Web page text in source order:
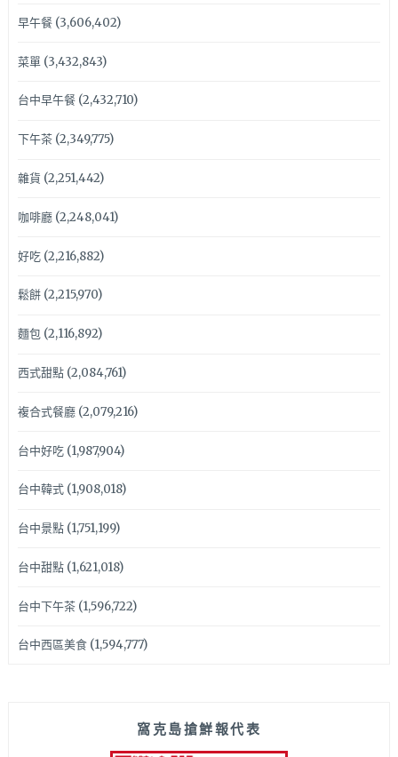
早午餐(3,606,402)
菜單(3,432,843)
台中早午餐(2,432,710)
下午茶(2,349,775)
雜貨 (2,251,442)
咖啡廳(2,248,041)
好吃(2,216,882)
鬆餅(2,215,970)
麵包(2,116,892)
西式甜點(2,084,761)
複合式餐廳(2,079,216)
台中好吃(1,987,904)
台中韓式(1,908,018)
台中景點(1,751,199)
台中甜點(1,621,018)
台中下午茶(1,596,722)
台中西區美食(1,594,777)
窩克島搶鮮報代表